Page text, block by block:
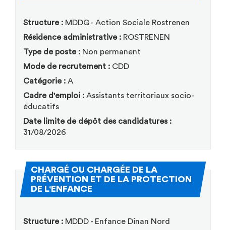
Structure : MDDG - Action Sociale Rostrenen
Résidence administrative : ROSTRENEN
Type de poste : Non permanent
Mode de recrutement : CDD
Catégorie : A
Cadre d'emploi : Assistants territoriaux socio-
éducatifs
Date limite de dépôt des candidatures :
31/08/2026
CHARGÉ OU CHARGÉE DE LA
PRÉVENTION ET DE LA PROTECTION
DE L'ENFANCE
Structure : MDDD - Enfance Dinan Nord